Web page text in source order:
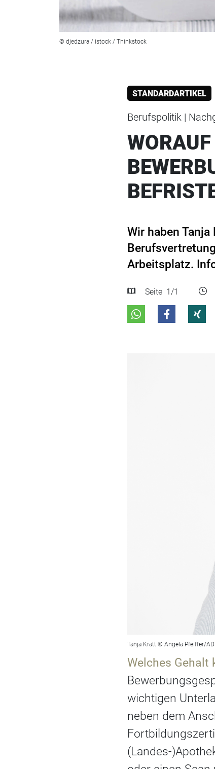
© djedzura / istock / Thinkstock
STANDARDARTIKEL
Berufspolitik |
Wir haben
Arbeitsplatz.
Seite 1/1
Tanja Kratt © Angela Pfeiffer/
Welches Gehalt
wichtigen
neben dem
(Landes-